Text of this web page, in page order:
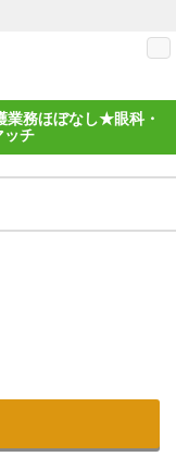
業務ほぼなし★眼科・
ッチ